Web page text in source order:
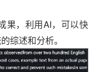
果，利用AI，可以快
综述和分析。